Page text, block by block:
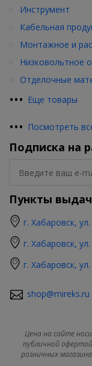
••• Еще товары
Инструмент
Кабельная
Монтажное и
Низковольтное
Отделочные
••• Посмотреть
Подписка на
Пункты
г. Хабаровск,
г. Хабаровск,
г. Хабаровск,
shop@mireks.ru
Цена на сайте
публичной
розничных